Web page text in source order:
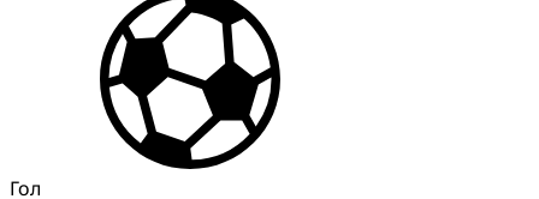
Гол